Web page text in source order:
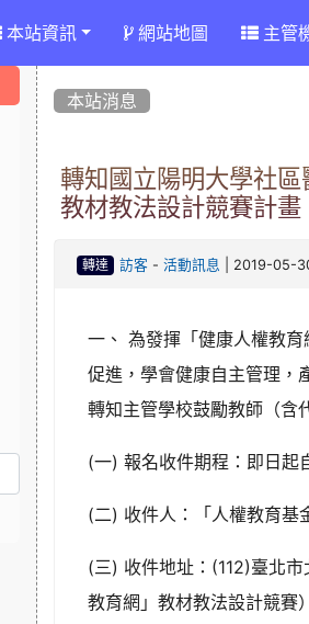
本站資訊 網站地圖 主管
本站消息
轉知國立陽明大學社區
教材教法設計競賽計畫
轉達 訪客 - 活動訊息 | 2019-05-
一、 為發揮「健康人權教
促進，學會健康自主管理，
轉知主管學校鼓勵教師（含
(一) 報名收件期程：即日起
(二) 收件人：「人權教育基
(三) 收件地址：(112)臺北
教育網」教材教法設計競賽